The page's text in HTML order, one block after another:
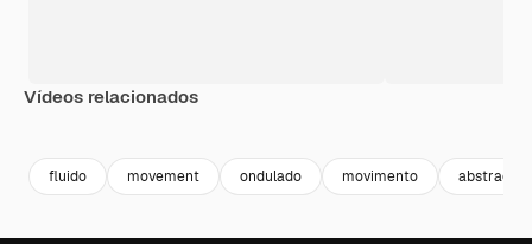
Vídeos relacionados
fluido movement ondulado movimento abstract